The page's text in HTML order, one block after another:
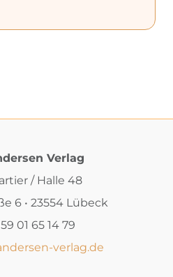
Verlag
/ Halle 48
6 • 23554 Lübeck
01 65 14 79
verlag.de